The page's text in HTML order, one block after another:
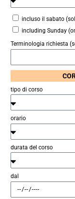
incluso il sabato
including Sunday
Terminologia richiesta
tipo di corso
orario
durata del corso
dal